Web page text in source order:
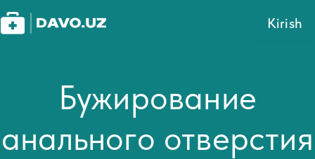
Kirish
Бужирование
анального отверстия